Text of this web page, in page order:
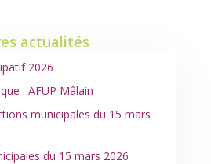
actualités
2026
: AFUP Mâlain
municipales du 15 mars
du 15 mars 2026